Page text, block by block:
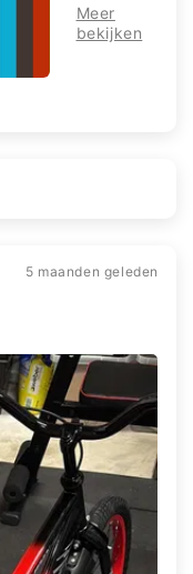
5 maanden geleden